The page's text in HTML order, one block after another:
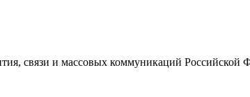
связи и массовых коммуникаций Российской